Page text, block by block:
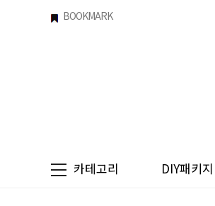
BOOKMARK
카테고리 DIY패키지